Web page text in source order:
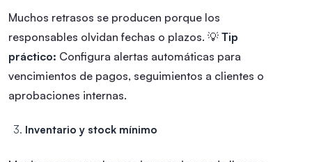
Muchos retrasos se producen porque los
responsables olvidan fechas o plazos. 💡 Tip
práctico: Configura alertas automáticas para
vencimientos de pagos, seguimientos a clientes o
aprobaciones internas.
Inventario y stock mínimo